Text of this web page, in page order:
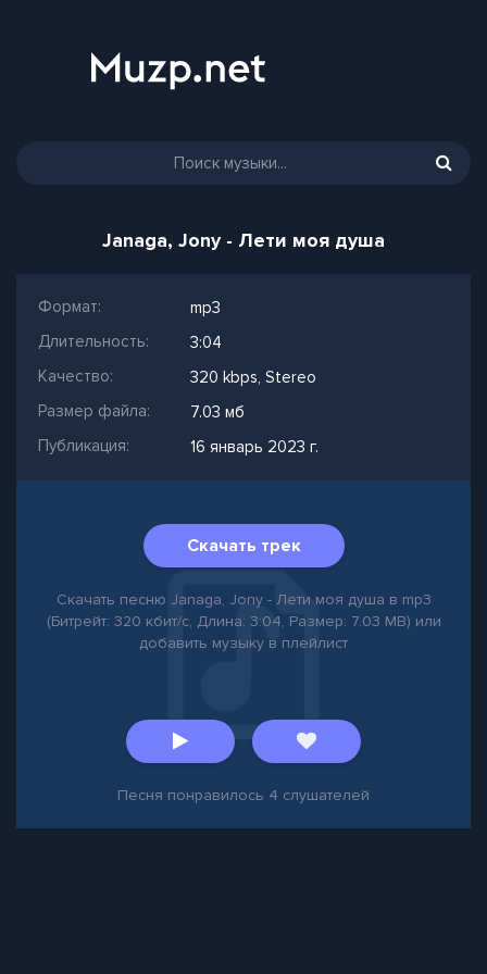
Janaga, Jony - Лети моя душа
Формат:
mp3
Длительность:
3:04
Качество:
320 kbps, Stereo
Размер файла:
7.03 мб
Публикация:
16 январь 2023 г.
Скачать трек
Скачать песню Janaga, Jony - Лети моя душа в mp3
(Битрейт: 320 кбит/с, Длина: 3:04, Размер: 7.03 MB) или
добавить музыку в плейлист
Песня понравилось 4 слушателей